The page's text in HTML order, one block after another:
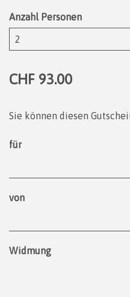
Anzahl Personen
CHF 93.00
Sie können diesen
für
von
Widmung